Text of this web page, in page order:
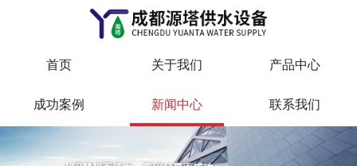
首页 关于我们 产品中心
成功案例 新闻中心 联系我们